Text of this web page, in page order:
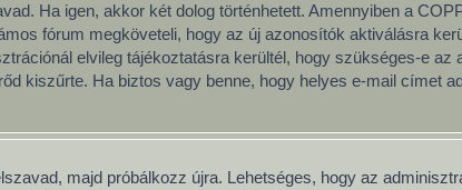
Ha igen, akkor két dolog történhetett. Amennyiben a
fórum megköveteli, hogy az új azonosítók aktiválásra
elvileg tájékoztatásra kerültél, hogy szükséges-e
kiszűrte. Ha biztos vagy benne, hogy helyes e-mail címet
majd próbálkozz újra. Lehetséges, hogy az